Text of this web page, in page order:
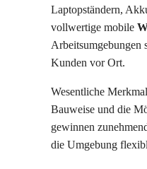
Laptopständern,
vollwertige mobile
Arbeitsumgebungen
Kunden vor Ort.
Wesentliche
Bauweise und die
gewinnen
die Umgebung